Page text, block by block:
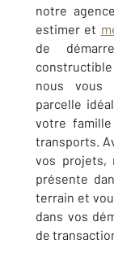
notre
estimer et
de
nous vous
parcelle
votre
transports.
vos projets,
présente
terrain et
dans vos
de